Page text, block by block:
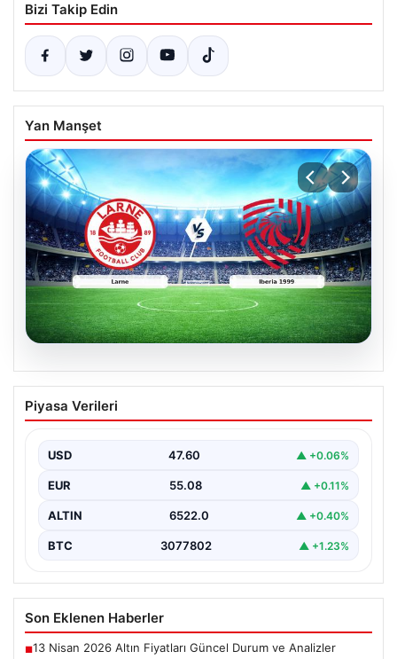
Bizi Takip Edin
Yan Manşet
04.08.2026
(Özet) Larne – Iberia 1999 Maçı Özeti
ve Tüm Önemli Anları
Piyasa Verileri
USD 47.60 ▲ +0.06%
EUR 55.08 ▲ +0.11%
ALTIN 6522.0 ▲ +0.40%
BTC 3077802 ▲ +1.23%
Son Eklenen Haberler
■13 Nisan 2026 Altın Fiyatları Güncel Durum ve Analizler